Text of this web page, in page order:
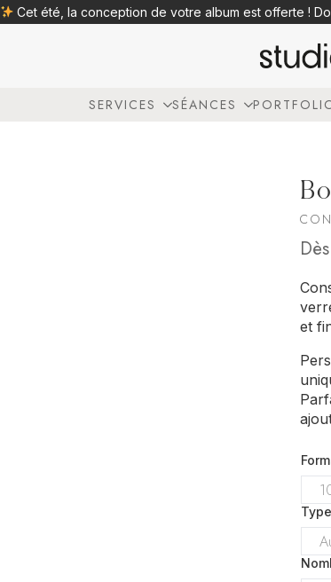
Cet été, la conception de votre album est offerte !
SERVICES SÉANCES
Dès
et